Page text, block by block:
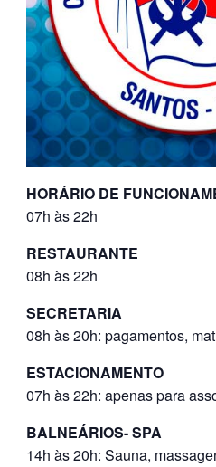
HORÁRIO DE
07h às 22h
RESTAURANTE
08h às 22h
SECRETARIA
08h às 20h: pagamentos,
ESTACIONAMENTO
07h às 22h: apenas para
BALNEÁRIOS- SPA
14h às 20h: Sauna,